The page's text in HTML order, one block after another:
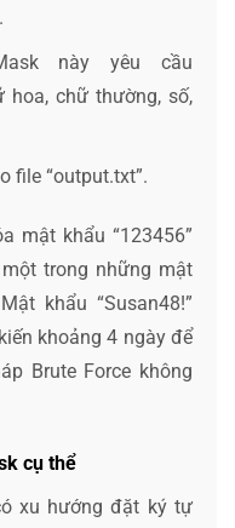
này yêu cầu
hoa, chữ thường, số,
file “output.txt”.
mật khẩu “123456”
trong những mật
khẩu “Susan48!”
khoảng 4 ngày để
Brute Force không
cụ thể
xu hướng đặt ký tự